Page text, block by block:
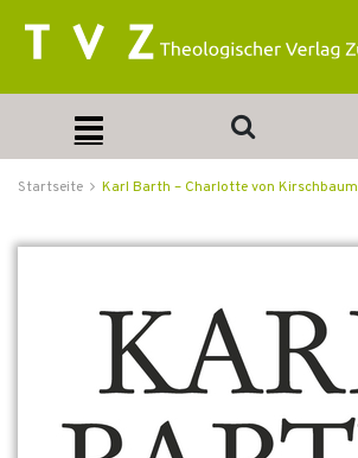
Startseite Karl Barth – Charlotte von Kirschbaum